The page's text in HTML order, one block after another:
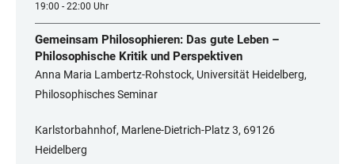
19:00 - 22:00 Uhr
Gemeinsam Philosophieren: Das gute Leben –
Philosophische Kritik und Perspektiven
Anna Maria Lambertz-Rohstock, Universität Heidelberg,
Philosophisches Seminar
Karlstorbahnhof, Marlene-Dietrich-Platz 3, 69126
Heidelberg